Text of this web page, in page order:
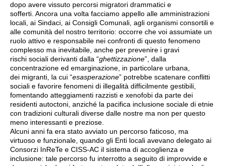
dopo avere vissuto percorsi migratori drammatici e
sofferti. Ancora una volta facciamo appello alle amministrazioni
locali, ai Sindaci, ai Consigli Comunali, agli organismi consortili e
alle comunità del nostro territorio: occorre che voi assumiate un
ruolo attivo e responsabile nei confronti di questo fenomeno
complesso ma inevitabile, anche per prevenire i gravi
rischi sociali derivanti dalla “ghettizzazione”, dalla
concentrazione ed emarginazione, in particolare urbana,
dei migranti, la cui “esasperazione” potrebbe scatenare conflitti
sociali e favorire fenomeni di illegalità difficilmente gestibili,
fomentando atteggiamenti razzisti e xenofobi da parte dei
residenti autoctoni, anziché la pacifica inclusione sociale di etnie
con tradizioni culturali diverse dalle nostre ma non per questo
meno interessanti e preziose.
Alcuni anni fa era stato avviato un percorso faticoso, ma
virtuoso e funzionale, quando gli Enti locali avevano delegato ai
Consorzi InReTe e CISS-AC il sistema di accoglienza e
inclusione: tale percorso fu interrotto a seguito di improvvide e